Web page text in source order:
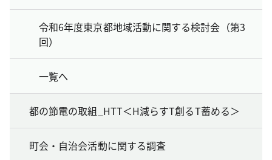
令和6年度東京都地域活動に関する検討会（第3
回）
一覧へ
都の節電の取組_HTT＜H減らすT創るT蓄める＞
町会・自治会活動に関する調査